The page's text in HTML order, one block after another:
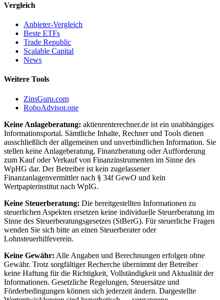
Vergleich
Anbieter-Vergleich
Beste ETFs
Trade Republic
Scalable Capital
News
Weitere Tools
ZinsGuru.com
RoboAdvisor.one
Keine Anlageberatung: aktienrenterechner.de ist ein unabhängiges
Informationsportal. Sämtliche Inhalte, Rechner und Tools dienen
ausschließlich der allgemeinen und unverbindlichen Information. Sie
stellen keine Anlageberatung, Finanzberatung oder Aufforderung
zum Kauf oder Verkauf von Finanzinstrumenten im Sinne des
WpHG dar. Der Betreiber ist kein zugelassener
Finanzanlagenvermittler nach § 34f GewO und kein
Wertpapierinstitut nach WpIG.
Keine Steuerberatung: Die bereitgestellten Informationen zu
steuerlichen Aspekten ersetzen keine individuelle Steuerberatung im
Sinne des Steuerberatungsgesetzes (StBerG). Für steuerliche Fragen
wenden Sie sich bitte an einen Steuerberater oder
Lohnsteuerhilfeverein.
Keine Gewähr: Alle Angaben und Berechnungen erfolgen ohne
Gewähr. Trotz sorgfältiger Recherche übernimmt der Betreiber
keine Haftung für die Richtigkeit, Vollständigkeit und Aktualität der
Informationen. Gesetzliche Regelungen, Steuersätze und
Förderbedingungen können sich jederzeit ändern. Dargestellte